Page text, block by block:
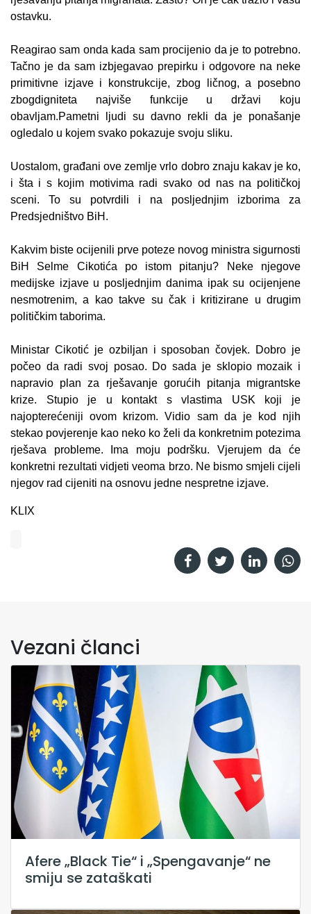
ostavku.
Reagirao sam onda kada sam procijenio da je to potrebno.
Tačno je da sam izbjegavao prepirku i odgovore na neke
primitivne izjave i konstrukcije, zbog ličnog, a posebno
zbogdigniteta najviše funkcije u državi koju
obavljam.Pametni ljudi su davno rekli da je ponašanje
ogledalo u kojem svako pokazuje svoju sliku.
Uostalom, građani ove zemlje vrlo dobro znaju kakav je ko,
i šta i s kojim motivima radi svako od nas na političkoj
sceni. To su potvrdili i na posljednjim izborima za
Predsjedništvo BiH.
Kakvim biste ocijenili prve poteze novog ministra sigurnosti
BiH Selme Cikotića po istom pitanju? Neke njegove
medijske izjave u posljednjim danima ipak su ocijenjene
nesmotrenim, a kao takve su čak i kritizirane u drugim
političkim taborima.
Ministar Cikotić je ozbiljan i sposoban čovjek. Dobro je
počeo da radi svoj posao. Do sada je sklopio mozaik i
napravio plan za rješavanje gorućih pitanja migrantske
krize. Stupio je u kontakt s vlastima USK koji je
najopterećeniji ovom krizom. Vidio sam da je kod njih
stekao povjerenje kao neko ko želi da konkretnim potezima
rješava probleme. Ima moju podršku. Vjerujem da će
konkretni rezultati vidjeti veoma brzo. Ne bismo smjeli cijeli
njegov rad cijeniti na osnovu jedne nespretne izjave.
KLIX
Vezani članci
Afere „Black Tie“ i „Spengavanje“ ne
smiju se zataškati